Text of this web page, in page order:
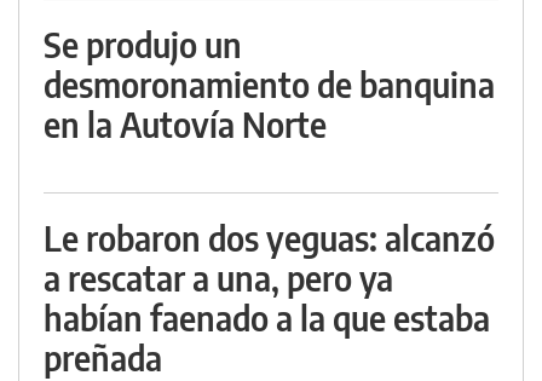
Se produjo un
desmoronamiento de banquina
en la Autovía Norte
Le robaron dos yeguas: alcanzó
a rescatar a una, pero ya
habían faenado a la que estaba
preñada